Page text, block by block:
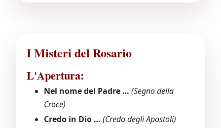
I Misteri del Rosario
L'Apertura:
Nel nome del Padre … (Segno della
Croce)
Credo in Dio … (Credo degli Apostoli)